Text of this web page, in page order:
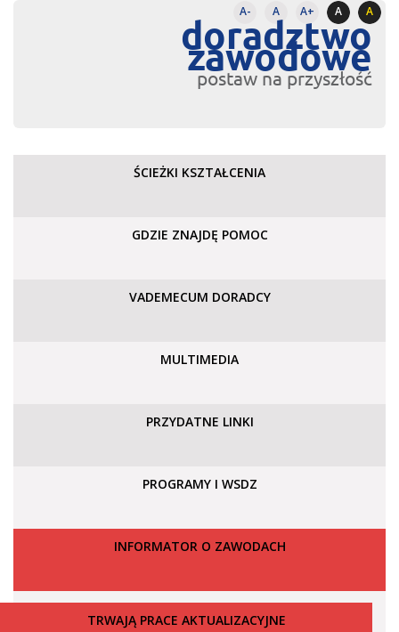
A- A A+ A A
doradztwo
zawodowe
postaw na przyszłość
ŚCIEŻKI KSZTAŁCENIA
GDZIE ZNAJDĘ POMOC
VADEMECUM DORADCY
MULTIMEDIA
PRZYDATNE LINKI
PROGRAMY I WSDZ
INFORMATOR O ZAWODACH
TRWAJĄ PRACE AKTUALIZACYJNE